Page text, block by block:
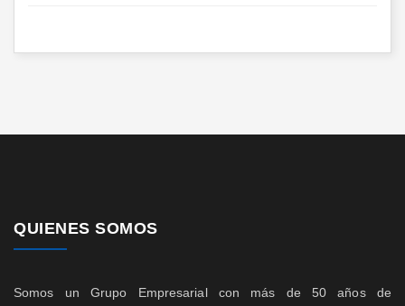
QUIENES SOMOS
Somos un Grupo Empresarial con más de 50 años de